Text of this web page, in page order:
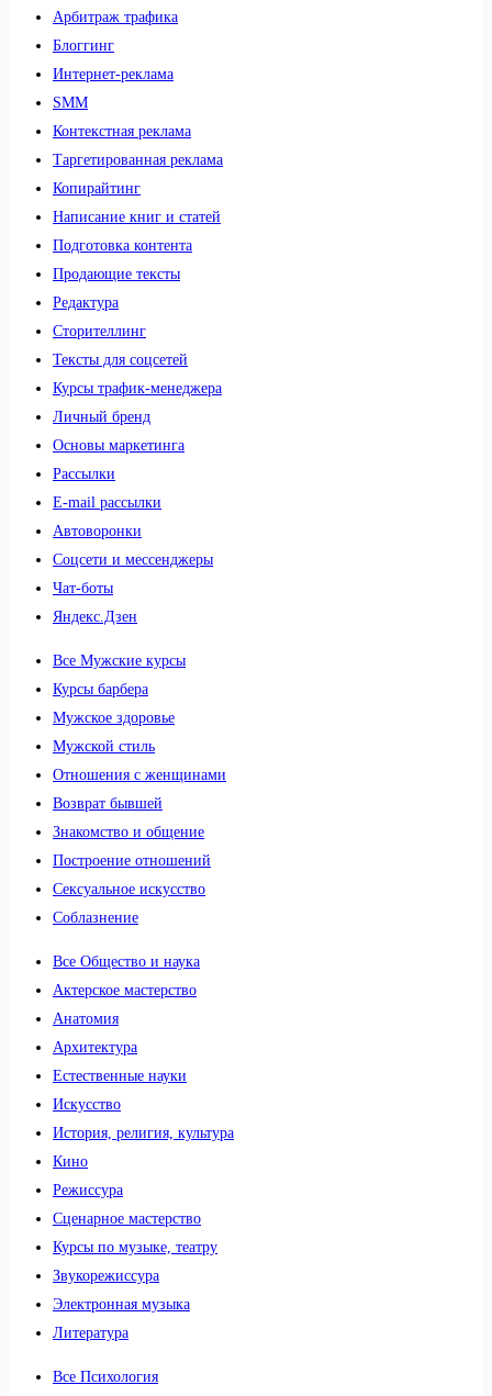
Арбитраж трафика
Блоггинг
Интернет-реклама
SMM
Контекстная реклама
Таргетированная реклама
Копирайтинг
Написание книг и статей
Подготовка контента
Продающие тексты
Редактура
Сторителлинг
Тексты для соцсетей
Курсы трафик-менеджера
Личный бренд
Основы маркетинга
Рассылки
E-mail рассылки
Автоворонки
Соцсети и мессенджеры
Чат-боты
Яндекс.Дзен
Все Мужские курсы
Курсы барбера
Мужское здоровье
Мужской стиль
Отношения с женщинами
Возврат бывшей
Знакомство и общение
Построение отношений
Сексуальное искусство
Соблазнение
Все Общество и наука
Актерское мастерство
Анатомия
Архитектура
Естественные науки
Искусство
История, религия, культура
Кино
Режиссура
Сценарное мастерство
Курсы по музыке, театру
Звукорежиссура
Электронная музыка
Литература
Все Психология